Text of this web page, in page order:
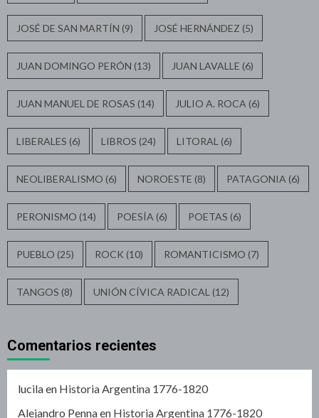
JOSÉ DE SAN MARTÍN (9) JOSÉ HERNÁNDEZ (5)
JUAN DOMINGO PERÓN (13) JUAN LAVALLE (6)
JUAN MANUEL DE ROSAS (14) JULIO A. ROCA(6)
LIBERALES (6) LIBROS (24) LITORAL(6)
NEOLIBERALISMO (6) NOROESTE (8) PATAGONIA(6)
PERONISMO (14) POESÍA(6) POETAS (6)
PUEBLO (25) ROCK(10) ROMANTICISMO (7)
TANGOS (8) UNIÓN CÍVICA RADICAL(12)
Comentarios recientes
lucilaen Historia Argentina 1776-1820
Alejandro Pennaen Historia Argentina 1776-1820